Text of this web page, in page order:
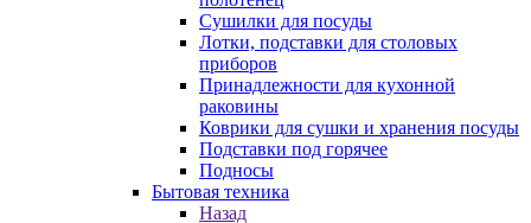
Сушилки для посуды
Лотки, подставки для столовых
приборов
Принадлежности для кухонной
раковины
Коврики для сушки и хранения посуды
Подставки под горячее
Подносы
Бытовая техника
Назад